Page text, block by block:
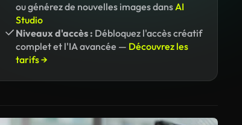
ou générez de nouvelles images dansAI
Studio
Niveaux d'accès : Débloquez l'accès créatif
complet et l'IA avancée — Découvrez les
tarifs →